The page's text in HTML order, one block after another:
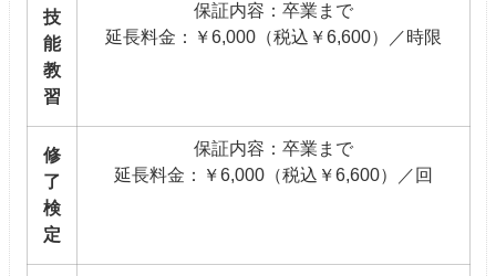
技
能
教
習
保証内容：卒業まで
延長料金：￥6,000（税込￥6,600）／時限
修
了
検
定
保証内容：卒業まで
延長料金：￥6,000（税込￥6,600）／回